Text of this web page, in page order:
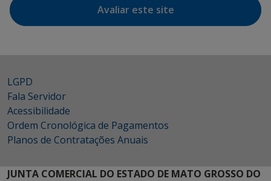
Avaliar este site
LGPD
Fala Servidor
Acessibilidade
Ordem Cronológica de Pagamentos
Planos de Contratações Anuais
JUNTA COMERCIAL DO ESTADO DE MATO GROSSO DO